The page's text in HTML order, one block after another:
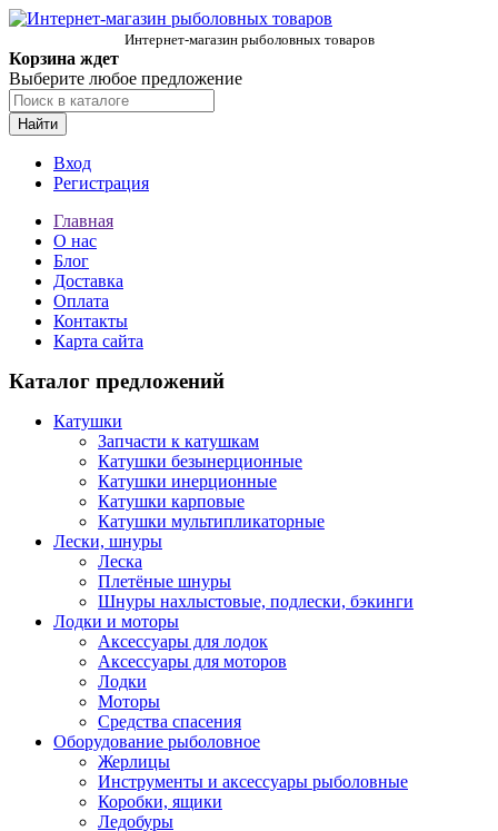
Интернет-магазин рыболовных товаров
Корзина ждет
Выберите любое предложение
Найти
Вход
Регистрация
Главная
О нас
Блог
Доставка
Оплата
Контакты
Карта сайта
Каталог предложений
Катушки
Запчасти к катушкам
Катушки безынерционные
Катушки инерционные
Катушки карповые
Катушки мультипликаторные
Лески, шнуры
Леска
Плетёные шнуры
Шнуры нахлыстовые, подлески, бэкинги
Лодки и моторы
Аксессуары для лодок
Аксессуары для моторов
Лодки
Моторы
Средства спасения
Оборудование рыболовное
Жерлицы
Инструменты и аксессуары рыболовные
Коробки, ящики
Ледобуры